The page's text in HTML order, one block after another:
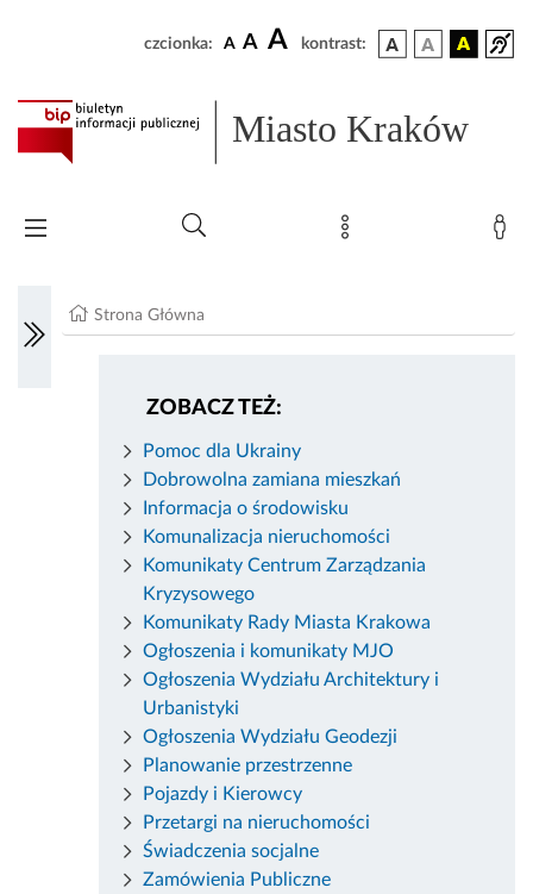
czcionka: A A A kontrast:
Miasto Kraków
Strona Główna
ZOBACZ TEŻ:
Pomoc dla Ukrainy
Dobrowolna zamiana mieszkań
Informacja o środowisku
Komunalizacja nieruchomości
Komunikaty Centrum Zarządzania
Kryzysowego
Komunikaty Rady Miasta Krakowa
Ogłoszenia i komunikaty MJO
Ogłoszenia Wydziału Architektury i
Urbanistyki
Ogłoszenia Wydziału Geodezji
Planowanie przestrzenne
Pojazdy i Kierowcy
Przetargi na nieruchomości
Świadczenia socjalne
Zamówienia Publiczne